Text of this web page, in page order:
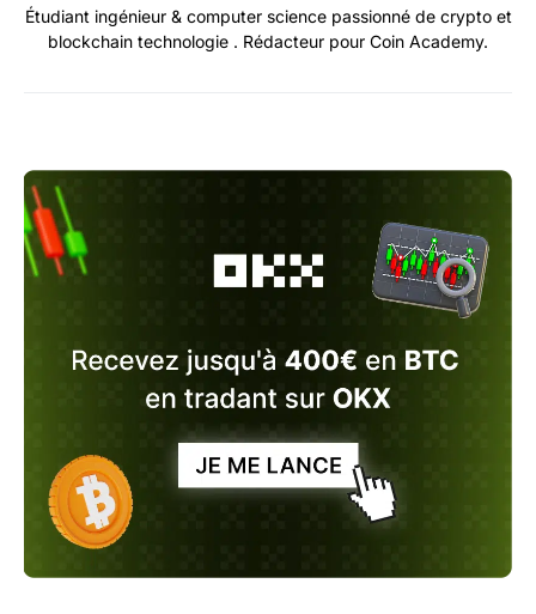
Étudiant ingénieur & computer science passionné de crypto et
blockchain technologie . Rédacteur pour Coin Academy.